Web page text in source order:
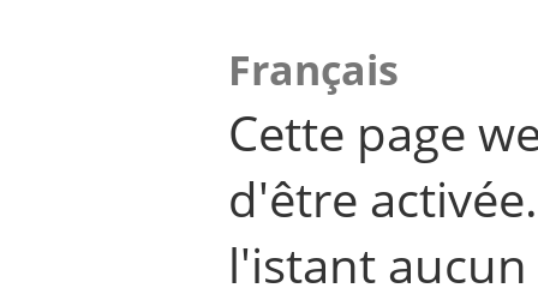
Français
Cette page
d'être
l'istant